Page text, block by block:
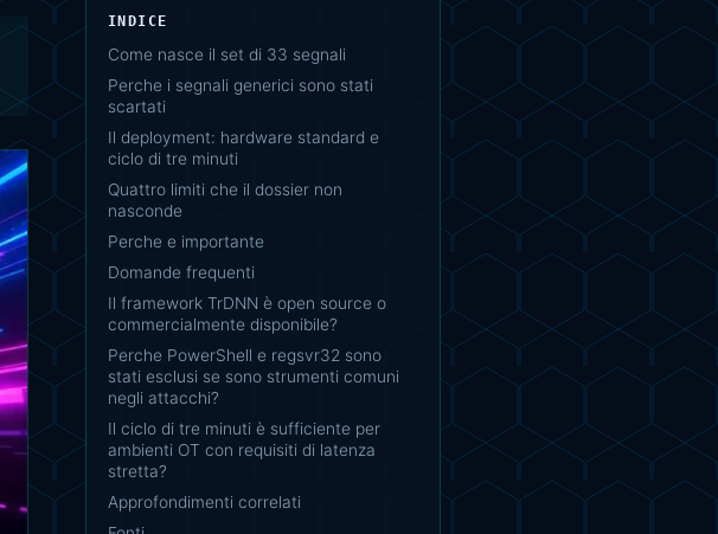
INDICE
Come nasce il set di 33 segnali
Perche i segnali generici sono stati
scartati
Il deployment: hardware standard e
ciclo di tre minuti
Quattro limiti che il dossier non
nasconde
Perche e importante
Domande frequenti
Il framework TrDNN è open source o
commercialmente disponibile?
Perche PowerShell e regsvr32 sono
stati esclusi se sono strumenti comuni
negli attacchi?
Il ciclo di tre minuti è sufficiente per
ambienti OT con requisiti di latenza
stretta?
Approfondimenti correlati